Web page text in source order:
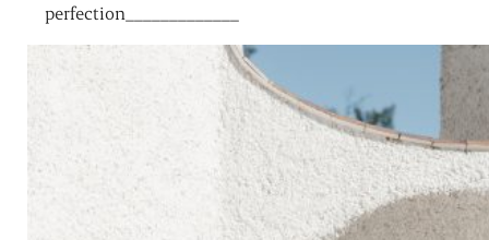
perfection_____________